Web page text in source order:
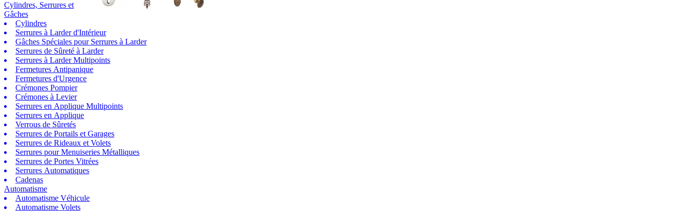
Cylindres, Serrures et
Gâches
Cylindres
Serrures à Larder d'Intérieur
Gâches Spéciales pour Serrures à Larder
Serrures de Sûreté à Larder
Serrures à Larder Multipoints
Fermetures Antipanique
Fermetures d'Urgence
Crémones Pompier
Crémones à Levier
Serrures en Applique Multipoints
Serrures en Applique
Verrous de Sûretés
Serrures de Portails et Garages
Serrures de Rideaux et Volets
Serrures pour Menuiseries Métalliques
Serrures de Portes Vitrées
Serrures Automatiques
Cadenas
Automatisme
Automatisme Véhicule
Automatisme Volets